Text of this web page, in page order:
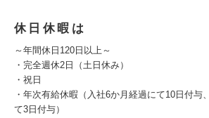
休日休暇は
～年間休日120日以上～
・完全週休2日（土日休み）
・祝日
・年次有給休暇（入社6か月経過にて10日付与
て3日付与）